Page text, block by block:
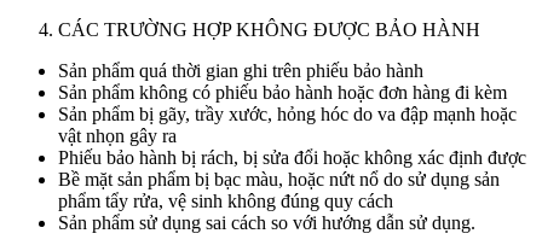
CÁC TRƯỜNG HỢP KHÔNG ĐƯỢC BẢO HÀNH
Sản phẩm quá thời gian ghi trên phiếu bảo hành
Sản phẩm không có phiếu bảo hành hoặc đơn hàng đi kèm
Sản phẩm bị gãy, trầy xước, hỏng hóc do va đập mạnh hoặc
vật nhọn gây ra
Phiếu bảo hành bị rách, bị sửa đổi hoặc không xác định được
Bề mặt sản phẩm bị bạc màu, hoặc nứt nổ do sử dụng sản
phẩm tẩy rửa, vệ sinh không đúng quy cách
Sản phẩm sử dụng sai cách so với hướng dẫn sử dụng.